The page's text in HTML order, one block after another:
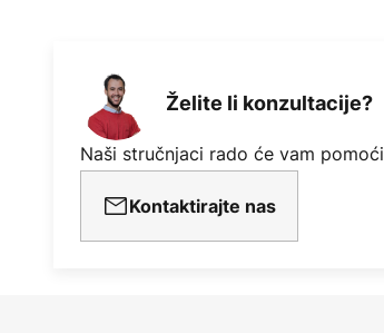
Želite li konzultacije?
Naši stručnjaci rado će vam pomoći
Kontaktirajte nas